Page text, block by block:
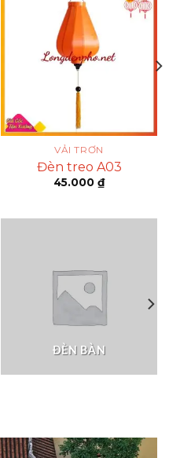
VẢI TRƠN
Đèn treo A03
45.000 ₫
ĐÈN BÀN